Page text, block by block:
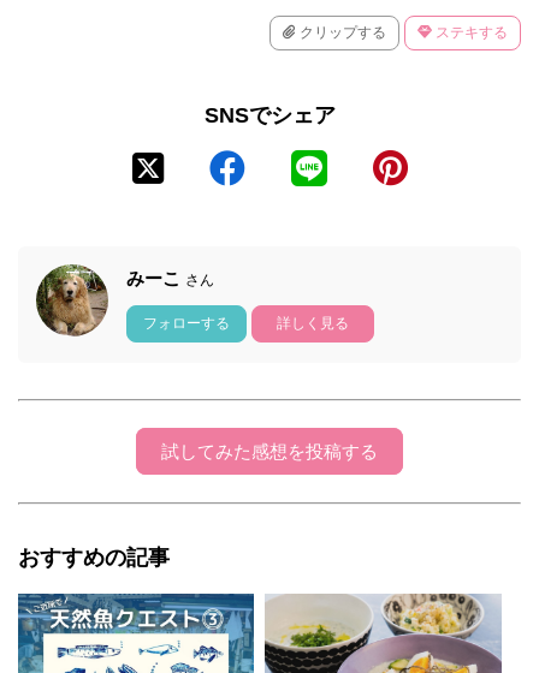
クリップする ステキする
SNSでシェア
みーこ さん
フォローする 詳しく見る
試してみた感想を投稿する
おすすめの記事